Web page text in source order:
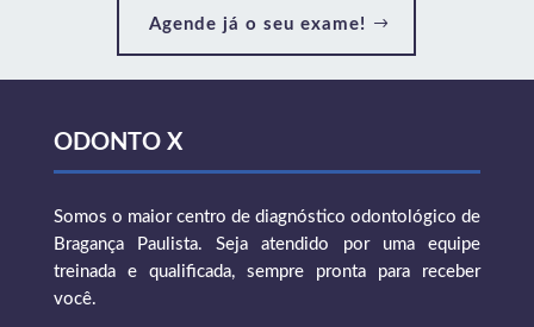
Agende já o seu exame!
ODONTO X
Somos o maior centro de diagnóstico odontológico de
Bragança Paulista. Seja atendido por uma equipe
treinada e qualificada, sempre pronta para receber
você.